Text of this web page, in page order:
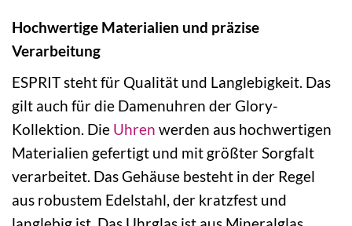
Hochwertige Materialien und präzise
Verarbeitung
ESPRIT steht für Qualität und Langlebigkeit. Das
gilt auch für die Damenuhren der Glory-
Kollektion. Die Uhren werden aus hochwertigen
Materialien gefertigt und mit größter Sorgfalt
verarbeitet. Das Gehäuse besteht in der Regel
aus robustem Edelstahl, der kratzfest und